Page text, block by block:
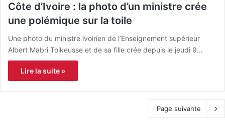
Côte d’Ivoire : la photo d’un ministre crée
une polémique sur la toile
Une photo du ministre ivoirien de l’Enseignement supérieur
Albert Mabri Toikeusse et de sa fille crée depuis le jeudi 9…
Lire la suite »
Page suivante